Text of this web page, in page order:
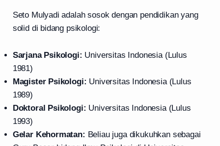
Seto Mulyadi adalah sosok dengan pendidikan yang
solid di bidang psikologi:
Sarjana Psikologi: Universitas Indonesia (Lulus
1981)
Magister Psikologi: Universitas Indonesia (Lulus
1989)
Doktoral Psikologi: Universitas Indonesia (Lulus
1993)
Gelar Kehormatan: Beliau juga dikukuhkan sebagai